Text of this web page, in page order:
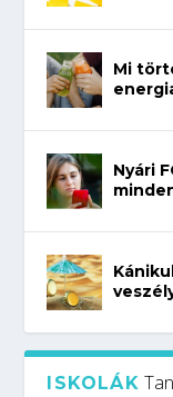
Mi
Nyári
ISKOLÁK